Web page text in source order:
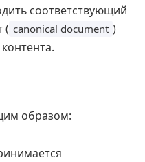
соответствующий
( canonical document )
образом: